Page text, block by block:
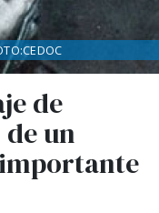
de
un